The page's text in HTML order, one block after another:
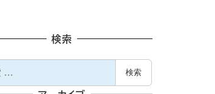
検索
検索